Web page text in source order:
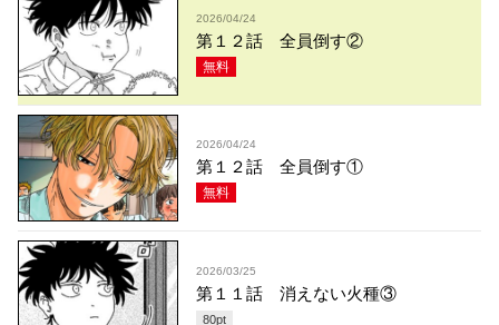
2026/04/24
第１２話 全員倒す②
無料
2026/04/24
第１２話 全員倒す①
無料
2026/03/25
第１１話 消えない火種③
80pt